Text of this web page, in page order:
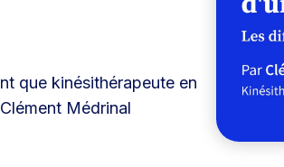
que kinésithérapeute en
Médrinal